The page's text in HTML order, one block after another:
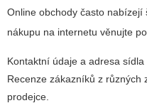
Online obchody často
nákupu na internetu věnujte
Kontaktní údaje a adresa sídla
Recenze zákazníků z různých
prodejce.